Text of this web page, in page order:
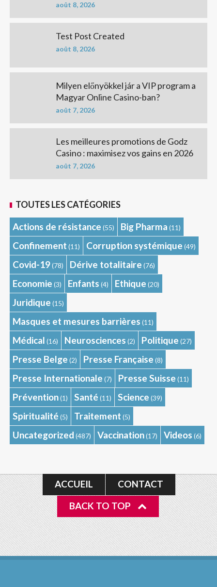
août 8, 2026
Test Post Created
août 8, 2026
Milyen előnyökkel jár a VIP program a
Magyar Online Casino-ban?
août 7, 2026
Les meilleures promotions de Godz
Casino : maximisez vos gains en 2026
août 7, 2026
TOUTES LES CATÉGORIES
Actions de résistance (55) Big Pharma (11)
Confinement (11) Corruption systémique (49)
Covid-19(78) Dérive totalitaire (76)
Economie (3) Enfants (4) Ethique (20)
Juridique (15)
Masques et mesures barrières (11)
Médical (16) Neurosciences (2) Politique (27)
Presse Belge (2) Presse Française (8)
Presse Internationale (7) Presse Suisse (11)
Prévention(1) Santé (11) Science (39)
Spiritualité (5) Traitement (5)
Uncategorized (487) Vaccination(17) Videos (6)
ACCUEIL
CONTACT
BACK TO TOP